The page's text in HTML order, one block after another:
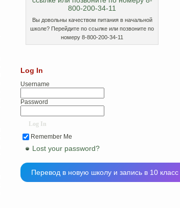
Вы довольны качеством питания в начальной
школе? Перейдите по ссылке или позвоните по
номеру 8-800-200-34-11
Log In
Username
Password
Remember Me
Lost your password?
Перевод в новую школу и запись в 10 класс